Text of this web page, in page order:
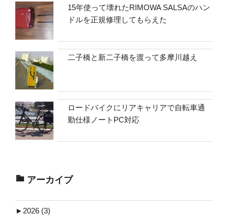
15年使って壊れたRIMOWA SALSAのハン
ドルを正規修理してもらえた
二子橋と新二子橋を渡って多摩川越え
ロードバイクにリアキャリアで自転車通
勤仕様ノートPC対応
アーカイブ
► 2026 (3)